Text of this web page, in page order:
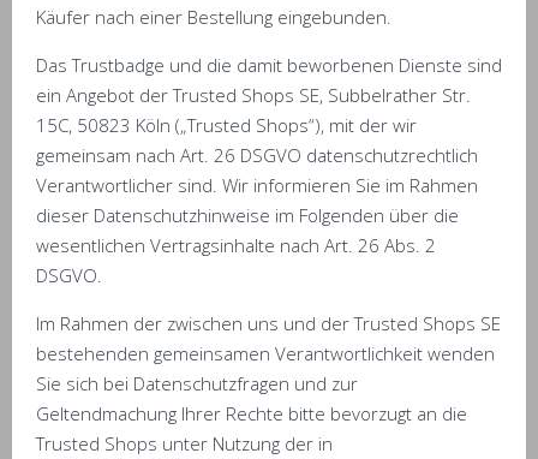
Käufer nach einer Bestellung eingebunden.
Das Trustbadge und die damit beworbenen Dienste sind
ein Angebot der Trusted Shops SE, Subbelrather Str.
15C, 50823 Köln („Trusted Shops“), mit der wir
gemeinsam nach Art. 26 DSGVO datenschutzrechtlich
Verantwortlicher sind. Wir informieren Sie im Rahmen
dieser Datenschutzhinweise im Folgenden über die
wesentlichen Vertragsinhalte nach Art. 26 Abs. 2
DSGVO.
Im Rahmen der zwischen uns und der Trusted Shops SE
bestehenden gemeinsamen Verantwortlichkeit wenden
Sie sich bei Datenschutzfragen und zur
Geltendmachung Ihrer Rechte bitte bevorzugt an die
Trusted Shops unter Nutzung der in